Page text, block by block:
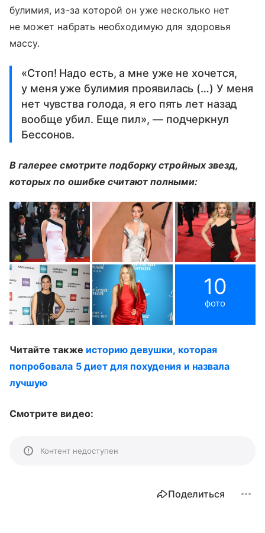
булимия, из-за которой он уже несколько нет
не может набрать необходимую для здоровья
массу.
«Стоп! Надо есть, а мне уже не хочется,
у меня уже булимия проявилась (…) У меня
нет чувства голода, я его пять лет назад
вообще убил. Еще пил», — подчеркнул
Бессонов.
В галерее смотрите подборку стройных звезд,
которых по ошибке считают полными:
10
фото
Читайте также историю девушки, которая
попробовала 5 диет для похудения и назвала
лучшую
Смотрите видео:
Контент недоступен
Поделиться